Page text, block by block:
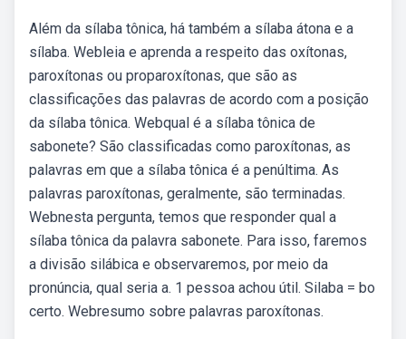
Além da sílaba tônica, há também a sílaba átona e a
sílaba. Webleia e aprenda a respeito das oxítonas,
paroxítonas ou proparoxítonas, que são as
classificações das palavras de acordo com a posição
da sílaba tônica. Webqual é a sílaba tônica de
sabonete? São classificadas como paroxítonas, as
palavras em que a sílaba tônica é a penúltima. As
palavras paroxítonas, geralmente, são terminadas.
Webnesta pergunta, temos que responder qual a
sílaba tônica da palavra sabonete. Para isso, faremos
a divisão silábica e observaremos, por meio da
pronúncia, qual seria a. 1 pessoa achou útil. Silaba = bo
certo. Webresumo sobre palavras paroxítonas.